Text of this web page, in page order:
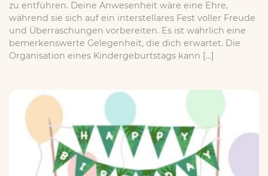
zu entführen. Deine Anwesenheit wäre eine Ehre,
während sie sich auf ein interstellares Fest voller Freude
und Überraschungen vorbereiten. Es ist wahrlich eine
bemerkenswerte Gelegenheit, die dich erwartet. Die
Organisation eines Kindergeburtstags kann […]